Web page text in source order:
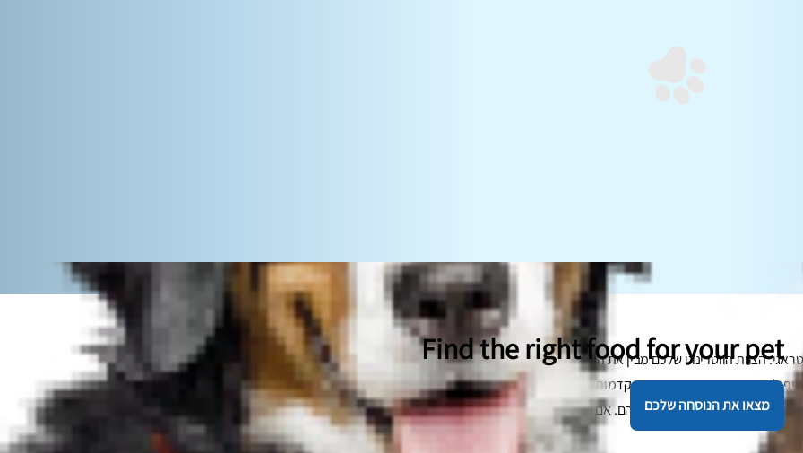
Find the right food for your pet
מצאו את הנוסחה שלכם
הצוות הווטרינרי שלכם מבין את הרגשות הללו, כמו גם את החששות שלכם לגבי העתיד
החדשות הטובות הן שההתקדמות באונקולוגיה הווטרינרית תורמת לעליית סיכויי שיפור
ומשפרת את איכות ותוחלת חייהם. אם בן המשפחה הפרוותי שלכם אובחן כחולה בסרטן,